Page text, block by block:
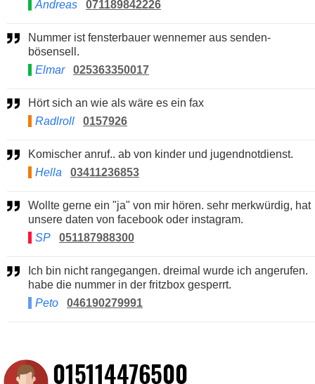
Andreas
071189842226
Nummer ist fensterbauer wennemer aus senden-
bösensell.
Elmar
025363350017
Hört sich an wie als wäre es ein fax
Radlroll
0157926
Komischer anruf.. ab von kinder und jugendnotdienst.
Hella
03411236853
Wollte gerne ein "ja" von mir hören. sehr merkwürdig, hat
unsere daten von facebook oder instagram.
SP
051187988300
habe die nummer in der fritzbox gesperrt.
Peto
046190279991